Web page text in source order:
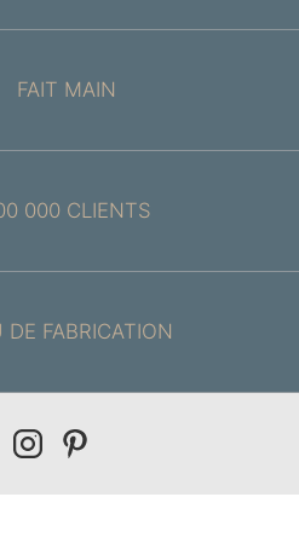
FAIT MAIN
000 CLIENTS
DE FABRICATION
Our
Our